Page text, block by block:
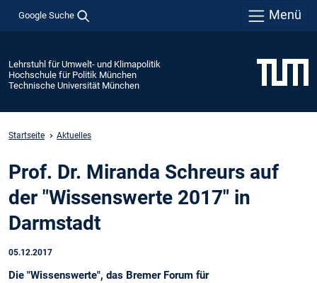
Google Suche Menü
Lehrstuhl für Umwelt- und Klimapolitik
Hochschule für Politik München
Technische Universität München
Startseite Aktuelles
Prof. Dr. Miranda Schreurs auf
der "Wissenswerte 2017" in
Darmstadt
05.12.2017
Die "Wissenswerte", das Bremer Forum für